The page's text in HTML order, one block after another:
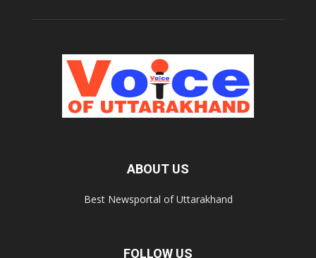
ABOUT US
Best Newsportal of Uttarakhand
FOLLOW US